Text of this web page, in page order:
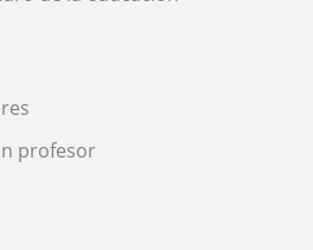
profesor